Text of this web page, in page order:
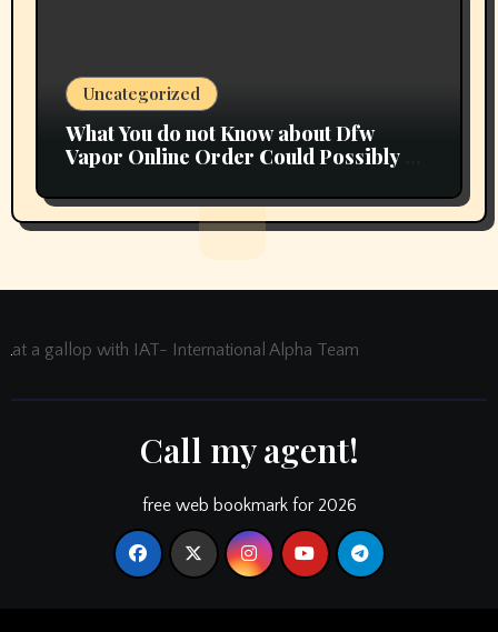
Uncategorized
What You do not Know about Dfw
Vapor Online Order Could Possibly be
at a gallop with IAT- International Alpha Team
Call my agent!
free web bookmark for 2026